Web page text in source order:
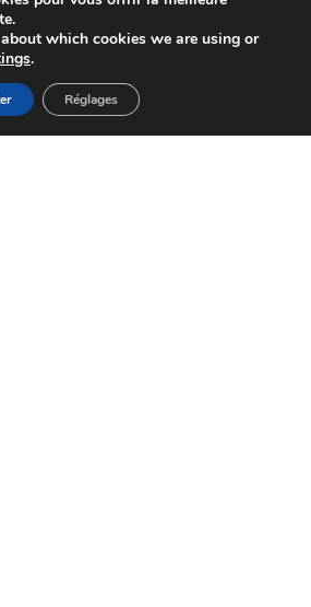
which cookies we are using or
.
Réglages